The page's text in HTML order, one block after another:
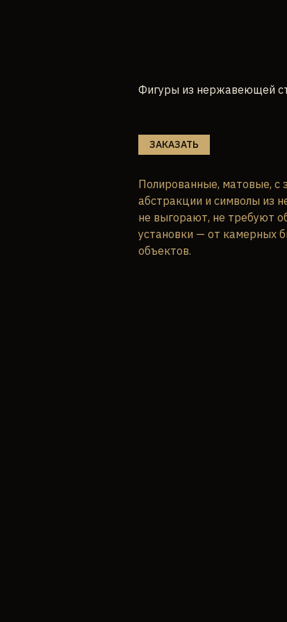
Фигуры из нержавеющей
ЗАКАЗАТЬ
Полированные, матовые,
абстракции и символы из
не выгорают, не требуют
установки — от камерных
объектов.